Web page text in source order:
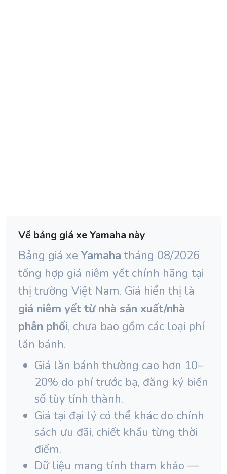
Về bảng giá xe Yamaha này
Bảng giá xe Yamaha tháng 08/2026
tổng hợp giá niêm yết chính hãng tại
thị trường Việt Nam. Giá hiển thị là
giá niêm yết từ nhà sản xuất/nhà
phân phối, chưa bao gồm các loại phí
lăn bánh.
Giá lăn bánh thường cao hơn 10–
20% do phí trước bạ, đăng ký biển
số tùy tỉnh thành.
Giá tại đại lý có thể khác do chính
sách ưu đãi, chiết khấu từng thời
điểm.
Dữ liệu mang tính tham khảo —